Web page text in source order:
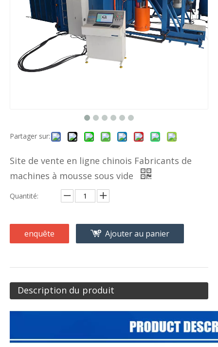
Partager sur:
Site de vente en ligne chinois Fabricants de
machines à mousse sous vide
Quantité:
enquête Ajouter au panier
Description du produit